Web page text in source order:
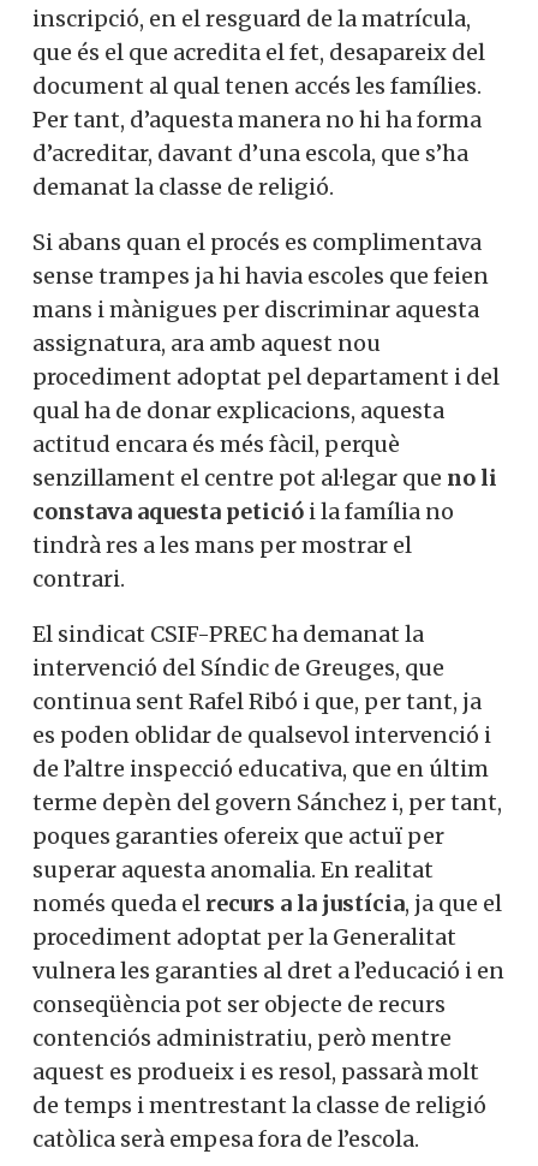
inscripció, en el resguard de la matrícula,
que és el que acredita el fet, desapareix del
document al qual tenen accés les famílies.
Per tant, d’aquesta manera no hi ha forma
d’acreditar, davant d’una escola, que s’ha
demanat la classe de religió.
Si abans quan el procés es complimentava
sense trampes ja hi havia escoles que feien
mans i mànigues per discriminar aquesta
assignatura, ara amb aquest nou
procediment adoptat pel departament i del
qual ha de donar explicacions, aquesta
actitud encara és més fàcil, perquè
senzillament el centre pot al·legar que no li
constava aquesta petició i la família no
tindrà res a les mans per mostrar el
contrari.
El sindicat CSIF-PREC ha demanat la
intervenció del Síndic de Greuges, que
continua sent Rafel Ribó i que, per tant, ja
es poden oblidar de qualsevol intervenció i
de l’altre inspecció educativa, que en últim
terme depèn del govern Sánchez i, per tant,
poques garanties ofereix que actuï per
superar aquesta anomalia. En realitat
només queda el recurs a la justícia, ja que el
procediment adoptat per la Generalitat
vulnera les garanties al dret a l’educació i en
conseqüència pot ser objecte de recurs
contenciós administratiu, però mentre
aquest es produeix i es resol, passarà molt
de temps i mentrestant la classe de religió
catòlica serà empesa fora de l’escola.